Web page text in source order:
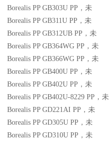
Borealis PP GB303U PP ，未
Borealis PP GB311U PP ，未
Borealis PP GB312UB PP ，未
Borealis PP GB364WG PP ，未
Borealis PP GB366WG PP ，未
Borealis PP GB400U PP ，未
Borealis PP GB402U PP ，未
Borealis PP GB402U-8229 PP ，未
Borealis PP GD221AI PP ，未
Borealis PP GD305U PP ，未
Borealis PP GD310U PP ，未